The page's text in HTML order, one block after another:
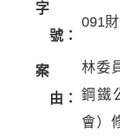
字
號：
091
案
由：
林委
鋼鐵
會）